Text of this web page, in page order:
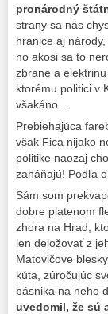
pronárodný
strany sa nás
hranice aj
no akosi sa to
zbrane a
ktorému politici v
všakáno…
Prebiehajúca
však Fica nijako
politike naozaj
zaháňajú! Podľa
Sám som
dobre platenom
zhora na Hrad,
len deložovať z
Matovičove
kúta, zúročujúc
básnika na neho
uvedomil, že sú